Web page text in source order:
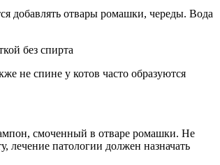
добавлять отвары ромашки, череды. Вода
без спирта
не спине у котов часто образуются
смоченный в отваре ромашки. Не
патологии должен назначать